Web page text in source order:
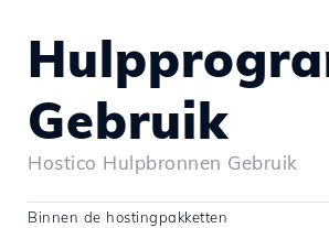
Gebruik
Hostico Hulpbronnen Gebruik
Binnen de hostingpakketten